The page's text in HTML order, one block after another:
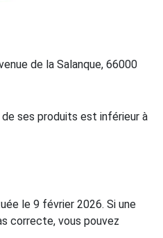
de la Salanque, 66000
ses produits est inférieur à
le 9 février 2026. Si une
correcte, vous pouvez